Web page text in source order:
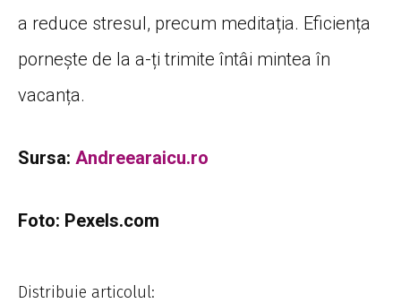
a reduce stresul, precum meditația. Eficiența
pornește de la a-ți trimite întâi mintea în
vacanța.
Sursa: Andreearaicu.ro
Foto: Pexels.com
Distribuie articolul: